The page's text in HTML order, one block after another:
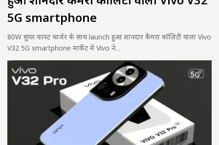
5G smartphone
80W सुपर फास्ट चार्जर के साथ launch हुआ शानदार कैमरा कॉलिटी वाला Vivo
V32 5G smartphone मार्केट में Vivo ने…